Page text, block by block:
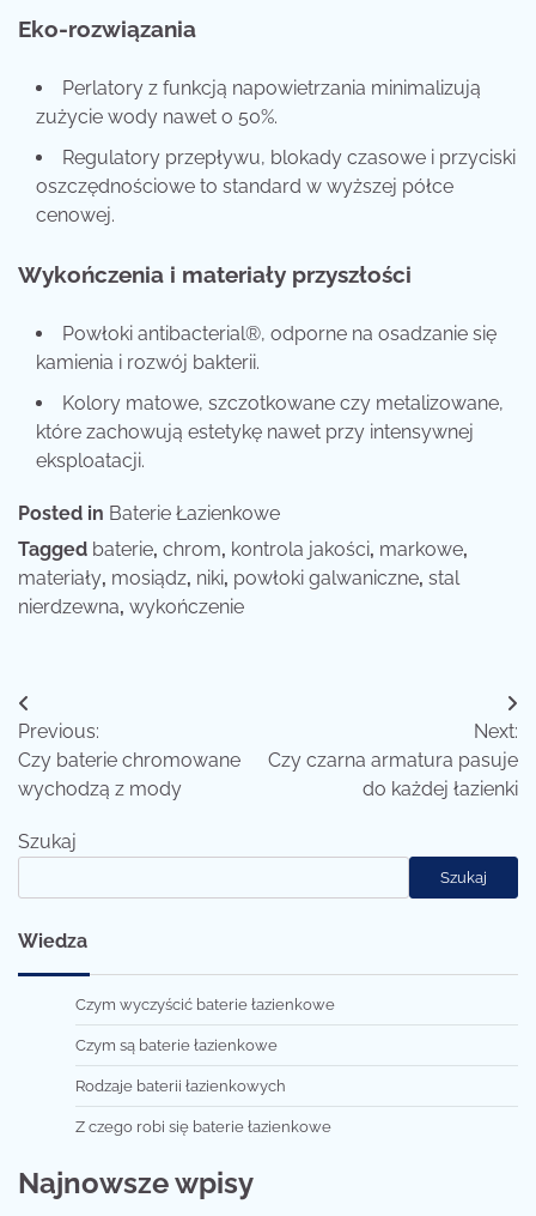
Eko-rozwiązania
Perlatory z funkcją napowietrzania minimalizują
zużycie wody nawet o 50%.
Regulatory przepływu, blokady czasowe i przyciski
oszczędnościowe to standard w wyższej półce
cenowej.
Wykończenia i materiały przyszłości
Powłoki antibacterial®, odporne na osadzanie się
kamienia i rozwój bakterii.
Kolory matowe, szczotkowane czy metalizowane,
które zachowują estetykę nawet przy intensywnej
eksploatacji.
Posted in Baterie Łazienkowe
Tagged baterie, chrom, kontrola jakości, markowe,
materiały, mosiądz, niki, powłoki galwaniczne, stal
nierdzewna, wykończenie
Nawigacja
wpisu
Previous:
Czy baterie chromowane
wychodzą z mody
Next:
Czy czarna armatura pasuje
do każdej łazienki
Szukaj
Szukaj
Wiedza
Czym wyczyścić baterie łazienkowe
Czym są baterie łazienkowe
Rodzaje baterii łazienkowych
Z czego robi się baterie łazienkowe
Najnowsze wpisy